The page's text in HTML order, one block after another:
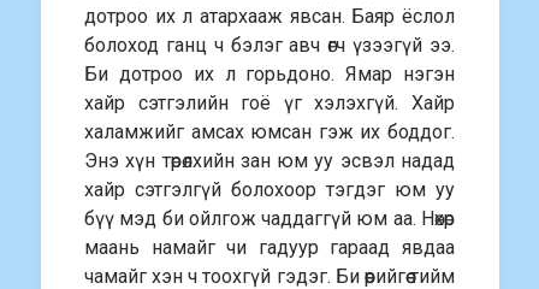
дотроо их л атархааж явсан. Баяр ёслол
болоход ганц ч бэлэг авч өгч үзээгүй ээ.
Би дотроо их л горьдоно. Ямар нэгэн
хайр сэтгэлийн гоё үг хэлэхгүй. Хайр
халамжийг амсах юмсан гэж их боддог.
Энэ хүн төрөлхийн зан юм уу эсвэл надад
хайр сэтгэлгүй болохоор тэгдэг юм уу
бүү мэд би ойлгож чаддаггүй юм аа. Нөхөр
маань намайг чи гадуур гараад явдаа
чамайг хэн ч тоохгүй гэдэг. Би өөрийгөө тийм